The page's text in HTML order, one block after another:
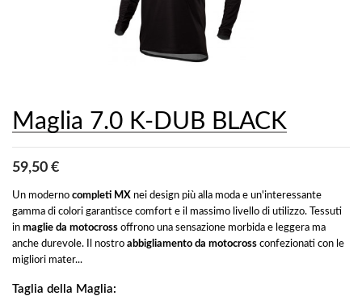
Maglia 7.0 K-DUB BLACK
59,50 €
Un moderno completi MX nei design più alla moda e un'interessante
gamma di colori garantisce comfort e il massimo livello di utilizzo. Tessuti
in maglie da motocross offrono una sensazione morbida e leggera ma
anche durevole. Il nostro abbigliamento da motocross confezionati con le
migliori mater...
Taglia della Maglia: